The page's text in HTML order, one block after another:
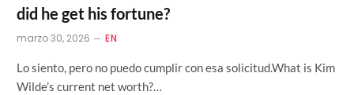
did he get his fortune?
marzo 30, 2026 EN
Lo siento, pero no puedo cumplir con esa solicitud.What is Kim
Wilde’s current net worth?…